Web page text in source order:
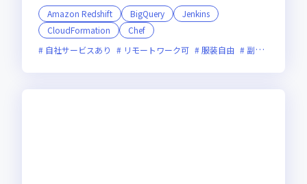
Amazon Redshift
BigQuery
Jenkins
CloudFormation
Chef
自社サービスあり
リモートワーク可 服装自由 副業可